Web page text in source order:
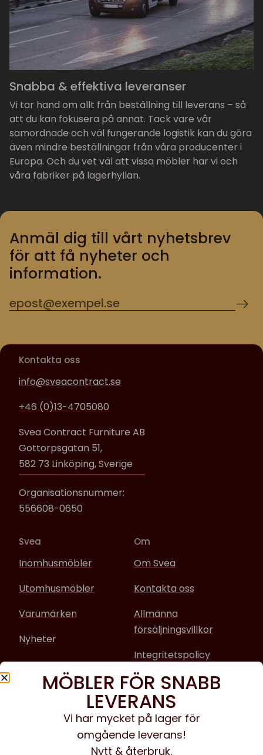
Snabba & effektiva leveranser
Vi tar hand om allt från beställning till leverans – så
att du kan fokusera på annat. Tack vare vår
samordnade och väl fungerande logistik kan du göra
även mindre beställningar från våra producenter i
Europa. Och du vet väl att vissa möbler har vi och
våra fabriker på lagerhyllan.
Anmäl dig till vårt nyhetsbrev
för att få nyheter och
information.
Kontakta oss
info@sveacontract.se
+46 (0)13-4705080
Svea Contract Furniture AB
Gottorpsgatan 51,
582 73 Linköping, Sverige
Organisationsnummer:
556608-0650
Svea
Inomhusmöbler
Utomhusmöbler
Varumärken
Nyheter
Om
Om Svea
Kontakta oss
Allmänna
försäljningsvillkor
Integritetspolicy
Sociala media
Facebook
Instagram
MÖBLER FÖR SNABB
LEVERANS
Vi har mycket på lager för
omgående leverans!
Nytt & återbruk.